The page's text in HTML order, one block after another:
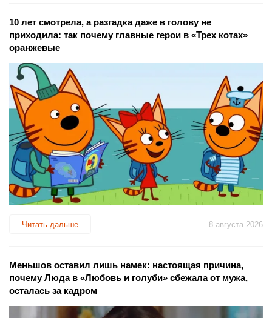
10 лет смотрела, а разгадка даже в голову не
приходила: так почему главные герои в «Трех котах»
оранжевые
Читать дальше 8 августа 2026
Меньшов оставил лишь намек: настоящая причина,
почему Люда в «Любовь и голуби» сбежала от мужа,
осталась за кадром